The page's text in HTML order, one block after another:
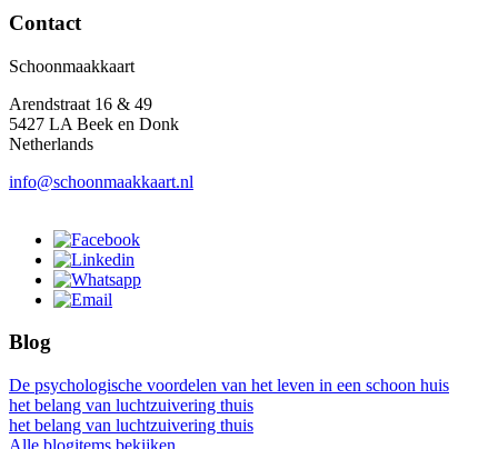
Contact
Schoonmaakkaart
Arendstraat 16 & 49
5427 LA Beek en Donk
Netherlands
info@schoonmaakkaart.nl
Blog
De psychologische voordelen van het leven in een schoon huis
het belang van luchtzuivering thuis
het belang van luchtzuivering thuis
Alle blogitems bekijken